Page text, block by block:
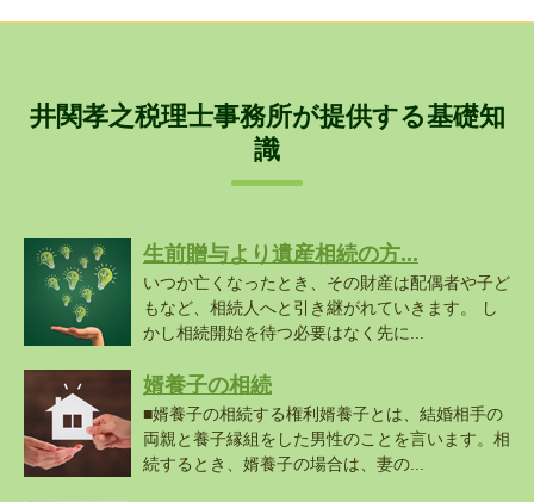
井関孝之税理士事務所が提供する基礎知
識
生前贈与より遺産相続の方...
いつか亡くなったとき、その財産は配偶者や子ど
もなど、相続人へと引き継がれていきます。 し
かし相続開始を待つ必要はなく先に...
婿養子の相続
■婿養子の相続する権利婿養子とは、結婚相手の
両親と養子縁組をした男性のことを言います。相
続するとき、婿養子の場合は、妻の...